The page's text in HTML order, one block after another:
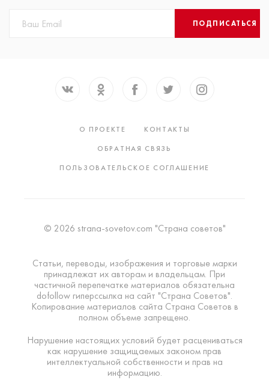
ПОДПИСАТЬСЯ
О ПРОЕКТЕ
КОНТАКТЫ
ОБРАТНАЯ СВЯЗЬ
ПОЛЬЗОВАТЕЛЬСКОЕ СОГЛАШЕНИЕ
© 2026 strana-sovetov.com "Страна советов"
Статьи, переводы, изображения и торговые марки
принадлежат их авторам и владельцам. При
частичной перепечатке материалов обязательна
dofollow гиперссылка на сайт "Страна Советов".
Копирование материалов сайта Страна Советов в
полном объеме запрещено.
Нарушение настоящих условий будет расцениваться
как нарушение защищаемых законом прав
интеллектуальной собственности и прав на
информацию.